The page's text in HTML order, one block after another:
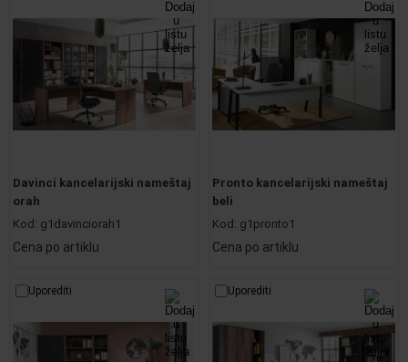
Davinci kancelarijski nameštaj
orah
Kod: g1davinciorah1
Cena po artiklu
Pronto kancelarijski nameštaj
beli
Kod: g1pronto1
Cena po artiklu
Uporediti Uporediti